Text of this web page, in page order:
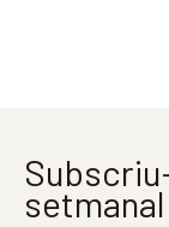
setmanal